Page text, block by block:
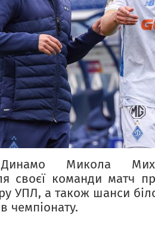
Динамо Микола
своєї команди матч
УПЛ, а також шанси
чемпіонату.